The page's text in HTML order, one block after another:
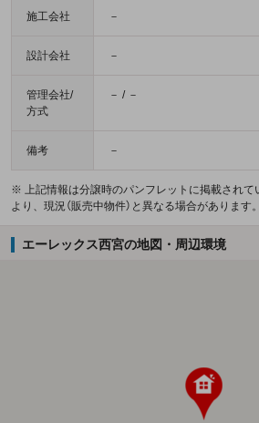
施工会社 －
設計会社 －
管理会社/
方式
－ / －
備考 －
※ 上記情報は分譲時のパンフレットに掲載されて
より、現況（販売中物件）と異なる場合があります。
エーレックス西宮の地図・周辺環境